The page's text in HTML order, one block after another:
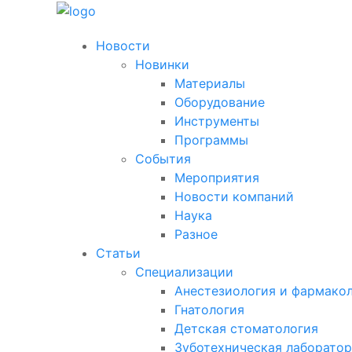
Новости
Новинки
Материалы
Оборудование
Инструменты
Программы
События
Мероприятия
Новости компаний
Наука
Разное
Статьи
Специализации
Анестезиология и
Гнатология
Детская стоматология
Зуботехническая